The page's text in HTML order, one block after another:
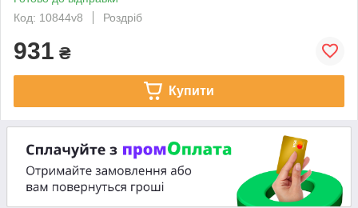
Код: 10844v8
Роздріб
931 ₴
Купити